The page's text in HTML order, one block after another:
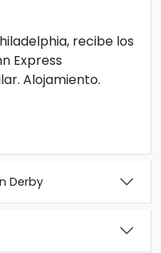
recibe los
Express
Alojamiento.
Derby